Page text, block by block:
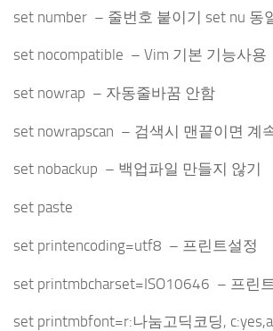
set number – 줄번호 붙이기 set nu 동
set nocompatible – Vim 기본 기능사용
set nowrap – 자동줄바꿈 안함
set nowrapscan – 검색시 맨끝이면 계
set nobackup – 백업파일 만들지 않기
set paste
set printencoding=utf8 – 프린트설정
set printmbcharset=ISO10646 – 프린
set printmbfont=r:나눔고딕코딩,